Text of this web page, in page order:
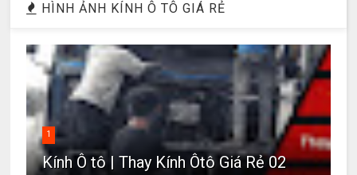
HÌNH ẢNH KÍNH Ô TÔ GIÁ RẺ
1
Kính Ô tô | Thay Kính Ôtô Giá Rẻ 02